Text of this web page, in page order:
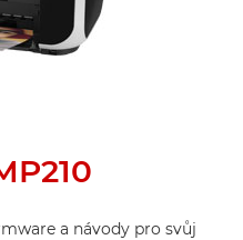
a návody pro svůj